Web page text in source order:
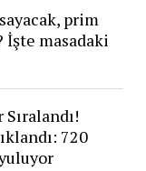
prim
İşte masadaki
720